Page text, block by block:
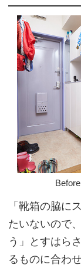
Before
「靴箱の脇に
たいないので
う」とすはら
るものに合わ